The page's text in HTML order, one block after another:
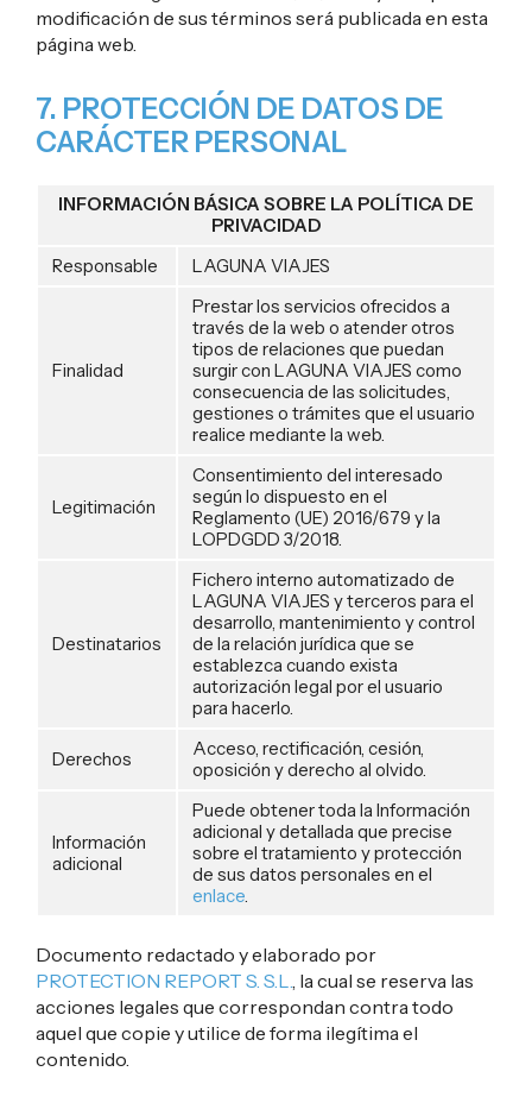
modificación de sus términos será publicada en esta
página web.
7. PROTECCIÓN DE DATOS DE
CARÁCTER PERSONAL
INFORMACIÓN BÁSICA SOBRE LA POLÍTICA DE
PRIVACIDAD
Responsable
LAGUNA VIAJES
Finalidad
Prestar los servicios ofrecidos a
través de la web o atender otros
tipos de relaciones que puedan
surgir con LAGUNA VIAJES como
consecuencia de las solicitudes,
gestiones o trámites que el usuario
realice mediante la web.
Legitimación
Consentimiento del interesado
según lo dispuesto en el
Reglamento (UE) 2016/679 y la
LOPDGDD 3/2018.
Destinatarios
Fichero interno automatizado de
LAGUNA VIAJES y terceros para el
desarrollo, mantenimiento y control
de la relación jurídica que se
establezca cuando exista
autorización legal por el usuario
para hacerlo.
Derechos
Acceso, rectificación, cesión,
oposición y derecho al olvido.
Información
adicional
Puede obtener toda la Información
adicional y detallada que precise
sobre el tratamiento y protección
de sus datos personales en el
enlace.
Documento redactado y elaborado por
PROTECTION REPORT S. S.L., la cual se reserva las
acciones legales que correspondan contra todo
aquel que copie y utilice de forma ilegítima el
contenido.